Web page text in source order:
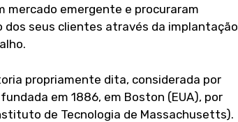
mercado emergente e procuraram
seus clientes através da implantação
propriamente dita, considerada por
em 1886, em Boston (EUA), por
de Tecnologia de Massachusetts).